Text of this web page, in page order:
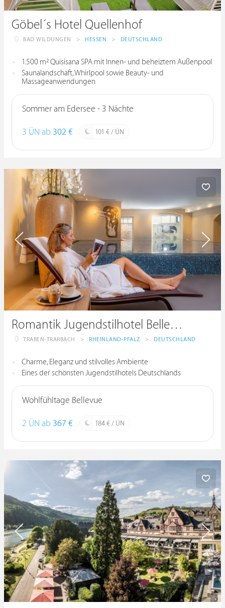
Göbel´s Hotel Quellenhof
BAD WILDUNGEN > HESSEN > DEUTSCHLAND
1.500 m² Quisisana SPA mit Innen- und beheiztem Außenpool
Saunalandschaft, Whirlpool sowie Beauty- und
Massageanwendungen
Sommer am Edersee - 3 Nächte
3 ÜN ab 302 € 101 € / ÜN
Romantik Jugendstilhotel Bellevue
TRABEN-TRARBACH > RHEINLAND-PFALZ > DEUTSCHLAND
Charme, Eleganz und stilvolles Ambiente
Eines der schönsten Jugendstilhotels Deutschlands
Wohlfühltage Bellevue
2 ÜN ab 367 € 184 € / ÜN